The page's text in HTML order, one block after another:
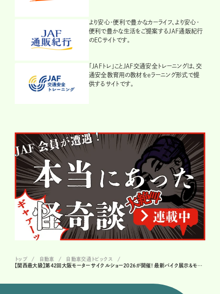
より安心・便利で豊かなカーライフ、より安心・
便利で豊かな生活をご提案するJAF通販紀行
のECサイトです。
「JAFトレ」ことJAF交通安全トレーニングは、交
通安全教育用の教材をeラーニング形式で提
供するサイトです。
トップ 自動車
自動車交通トピックス
【関西最大級】第42回大阪モーターサイクルショー2026が開催! 最新バイク展示&モンストコラボも